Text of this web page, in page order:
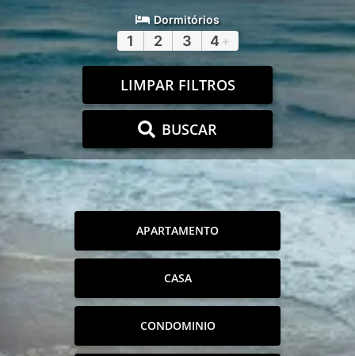
Dormitórios
1 2 3 4 +
LIMPAR FILTROS
BUSCAR
APARTAMENTO
CASA
CONDOMINIO